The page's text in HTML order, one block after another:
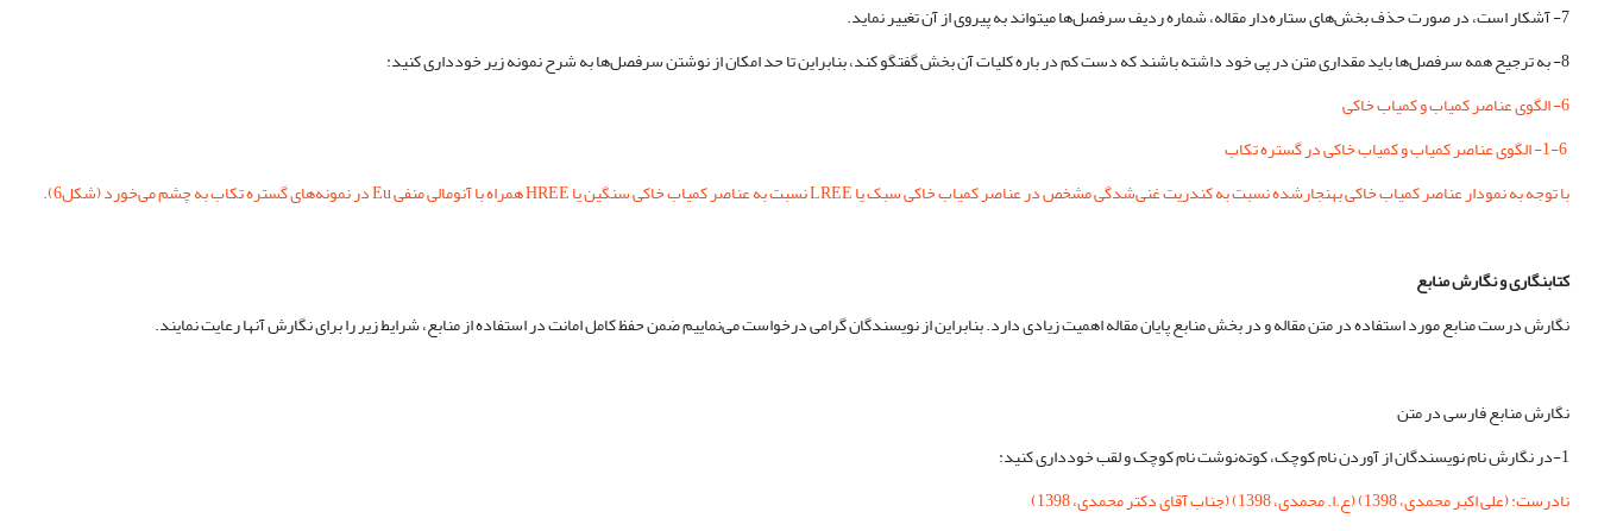
7- آشکار است، در صورت حذف بخش‌‏های ستاره‌‏دار مقاله، شماره ردیف سرفصل‏‌ها می‏تواند به پیروی از آن تغییر نماید.
8- به ترجیح همه سرفصل‏‌ها باید مقداری متن در پی خود داشته باشند که دست کم در باره کلیات آن بخش گفتگو کند، بنابراین تا حد امکان از نوشتن سرفصل‏‌ها به شرح نمونه زیر خودداری کنید:
6- الگوی عناصر کمیاب و کمیاب خاکی
با توجه به نمودار عناصر کمیاب خاکی بهنجارشده نسبت به کندریت غنی‏‌شدگی مشخص در عناصر کمیاب خاکی سبک یا LREE نسبت به عناصر کمیاب خاکی سنگین یا HREE همراه با آنومالی منفی Eu در نمونه‏‌های گستره تکاب به چشم می‏‌خورد (شکل6).
کتابنگاری و نگارش منابع
نگارش درست منابع مورد استفاده در متن مقاله و در بخش منابع پایان مقاله اهمیت زیادی دارد. بنابراین از نویسندگان گرامی درخواست می‏‌نماییم ضمن حفظ کامل امانت در استفاده از منابع، شرایط زیر را برای نگارش آن‏ها رعایت نمایند.
نگارش منابع فارسی در متن
1-در نگارش نام نویسندگان از آوردن نام کوچک، کوته‌‏نوشت نام کوچک و لقب خودداری کنید:
نادرست: (علی اکبر محمدی، 1398) (ع.ا. محمدی، 1398) (جناب آقای دکتر محمدی، 1398)